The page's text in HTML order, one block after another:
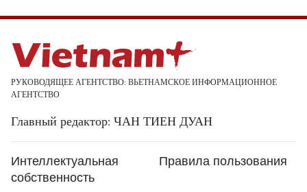
РУКОВОДЯЩЕЕ АГЕНТСТВО: ВЬЕТНАМСКОЕ ИНФОРМАЦИОННОЕ
АГЕНТСТВО
Главный редактор: ЧАН ТИЕН ДУАН
Интеллектуальная
собственность
Правила пользования